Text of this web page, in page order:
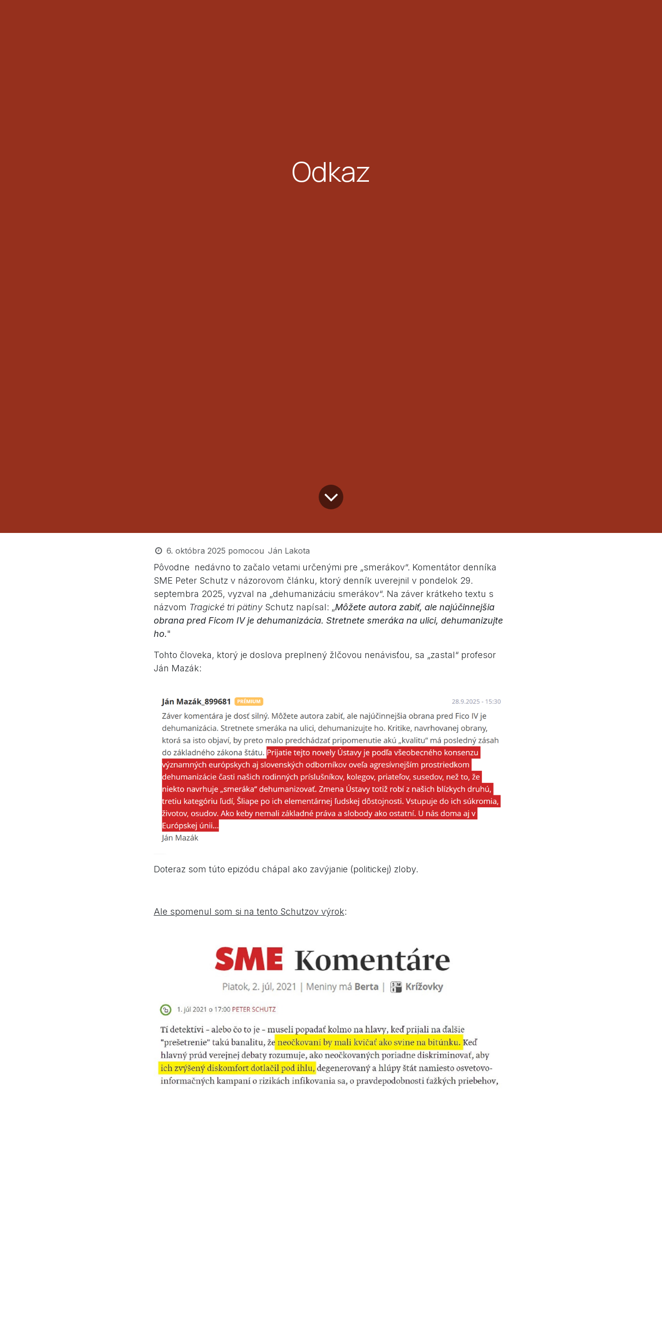
Odkaz
6. októbra 2025 pomocou Ján Lakota
Pôvodne nedávno to začalo vetami určenými pre „smerákov“. Komentátor denníka
SME Peter Schutz v názorovom článku, ktorý denník uverejnil v pondelok 29.
septembra 2025, vyzval na „dehumanizáciu smerákov“. Na záver krátkeho textu s
názvom Tragické tri pätiny Schutz napísal: „Môžete autora zabiť, ale najúčinnejšia
obrana pred Ficom IV je dehumanizácia. Stretnete smeráka na ulici, dehumanizujte
ho."
Tohto človeka, ktorý je doslova preplnený žlčovou nenávisťou, sa „zastal“ profesor
Ján Mazák:
Doteraz som túto epizódu chápal ako zavýjanie (politickej) zloby.
Ale spomenul som si na tento Schutzov výrok: